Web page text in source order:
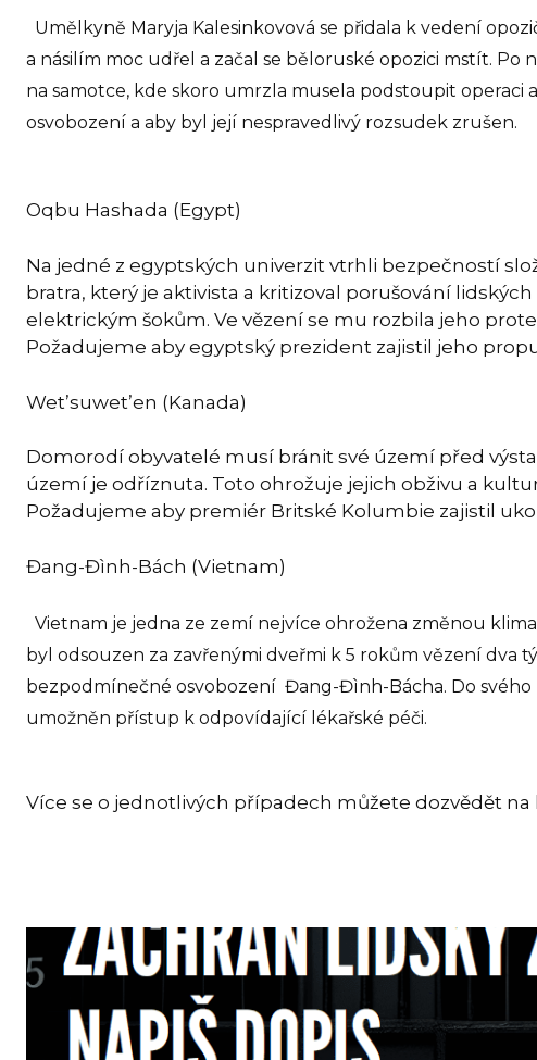
Umělkyně Maryja Kalesinkovová se přidala k vedení
a násilím moc udřel a začal se běloruské opozici mstít. Po
na samotce, kde skoro umrzla musela podstoupit operaci
osvobození a aby byl její nespravedlivý rozsudek zrušen.
Oqbu Hashada (Egypt)
Na jedné z egyptských univerzit vtrhli bezpečností
bratra, který je aktivista a kritizoval porušování
elektrickým šokům. Ve vězení se mu rozbila jeho
Požadujeme aby egyptský prezident zajistil jeho
Wet’suwet’en (Kanada)
Domorodí obyvatelé musí bránit své území před
území je odříznuta. Toto ohrožuje jejich obživu a
Požadujeme aby premiér Britské Kolumbie zajistil
Đang-Đình-Bách (Vietnam)
Vietnam je jedna ze zemí nejvíce ohrožena změnou
byl odsouzen za zavřenými dveřmi k 5 rokům vězení dva
bezpodmínečné osvobození Đang-Đình-Bácha. Do
umožněn přístup k odpovídající lékařské péči.
Více se o jednotlivých případech můžete dozvědět na